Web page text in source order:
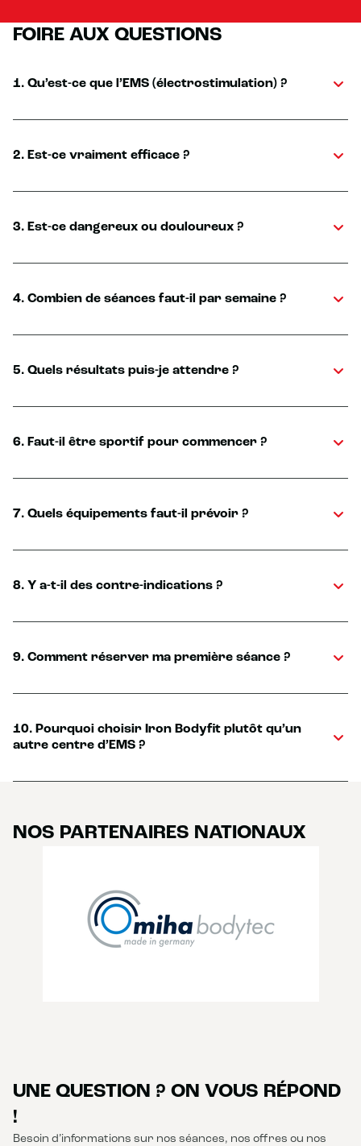
FOIRE AUX QUESTIONS
1. Qu’est-ce que l’EMS (électrostimulation) ?
2. Est-ce vraiment efficace ?
3. Est-ce dangereux ou douloureux ?
4. Combien de séances faut-il par semaine ?
5. Quels résultats puis-je attendre ?
6. Faut-il être sportif pour commencer ?
7. Quels équipements faut-il prévoir ?
8. Y a-t-il des contre-indications ?
9. Comment réserver ma première séance ?
10. Pourquoi choisir Iron Bodyfit plutôt qu’un
autre centre d’EMS ?
NOS PARTENAIRES NATIONAUX
UNE QUESTION ? ON VOUS RÉPOND
!
Besoin d’informations sur nos séances, nos offres ou nos